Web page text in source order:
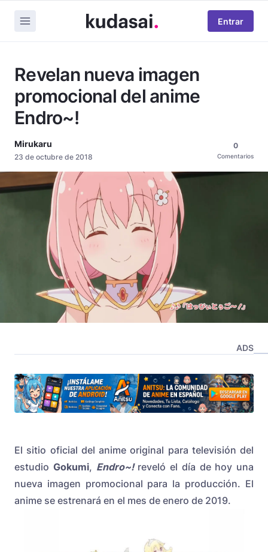
Entrar
Revelan nueva imagen
promocional del anime
Endro~!
Mirukaru
23 de octubre de 2018
0
Comentarios
ADS
El sitio oficial del anime original para televisión del
estudio Gokumi, Endro~!reveló el día de hoy una
nueva imagen promocional para la producción. El
anime se estrenará en el mes de enero de 2019.